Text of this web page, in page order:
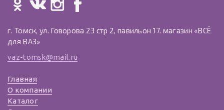
г. Томск, ул. Говорова 23 стр 2, павильон 17. магазин «ВСЁ
для ВАЗ»
vaz-tomsk@mail.ru
Главная
О компании
Каталог